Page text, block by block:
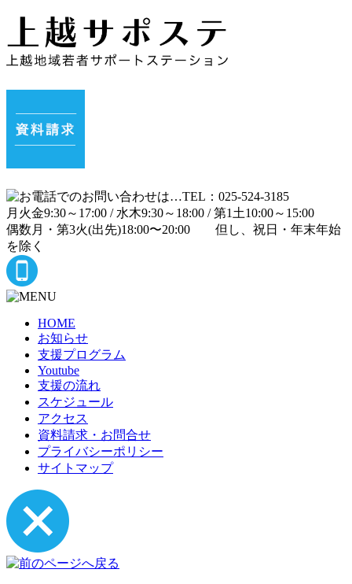
月 火金9:30～17:00 / 水木9:30～18:00 /第1土10:00～15:00
偶数月・第3火(出先)18:00〜20:00 但し、祝日・年末年始
を除く
HOME
お知らせ
支援プログラム
Youtube
支援の流れ
スケジュール
アクセス
資料請求・お問合せ
プライバシーポリシー
サイトマップ